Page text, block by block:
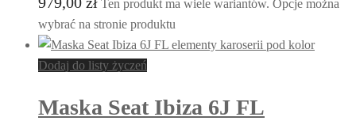
Ten produkt ma wiele wariantów. Opcje można
wybrać na stronie produktu
Dodaj do listy życzeń
Maska Seat Ibiza 6J FL